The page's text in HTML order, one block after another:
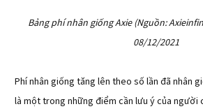
Bảng phí nhân giống Axie (Nguồn:
08/12/2021
Phí nhân giống tăng lên theo số lần đã nhân
là một trong những điểm cần lưu ý của người